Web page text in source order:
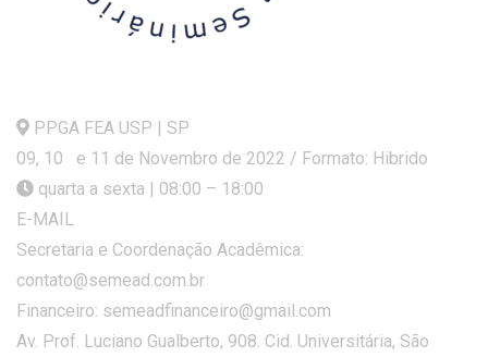
PPGA FEA USP | SP
09, 10 e 11 de Novembro de 2022 / Formato: Hibrido
quarta a sexta | 08:00 – 18:00
E-MAIL
Secretaria e Coordenação Acadêmica:
contato@semead.com.br
Financeiro: semeadfinanceiro@gmail.com
Av. Prof. Luciano Gualberto, 908. Cid. Universitária, São